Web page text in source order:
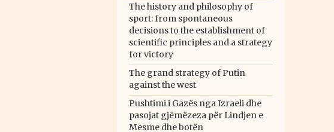
The history and philosophy of
sport: from spontaneous
decisions to the establishment of
scientific principles and a strategy
for victory
The grand strategy of Putin
against the west
Pushtimi i Gazës nga Izraeli dhe
pasojat gjëmëzeza për Lindjen e
Mesme dhe botën